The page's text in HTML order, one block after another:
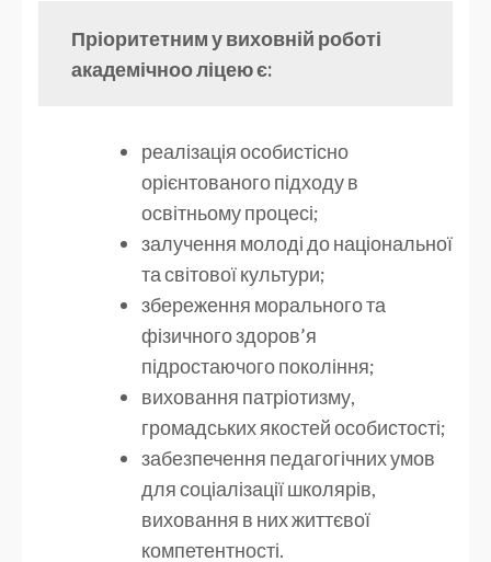
Пріоритетним у виховній роботі
академічноо ліцею є:
реалізація особистісно
орієнтованого підходу в
освітньому процесі;
залучення молоді до національної
та світової культури;
збереження морального та
фізичного здоров’я
підростаючого покоління;
виховання патріотизму,
громадських якостей особистості;
забезпечення педагогічних умов
для соціалізації школярів,
виховання в них життєвої
компетентності.